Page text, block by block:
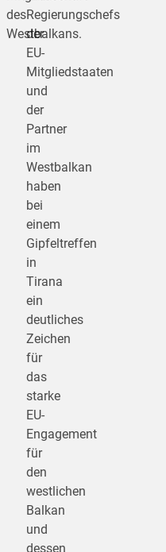
des
Westbalkans.
Regierungschefs
der
EU-
Mitgliedstaaten
und
der
Partner
im
Westbalkan
haben
bei
einem
Gipfeltreffen
in
Tirana
ein
deutliches
Zeichen
für
das
starke
EU-
Engagement
für
den
westlichen
Balkan
und
dessen